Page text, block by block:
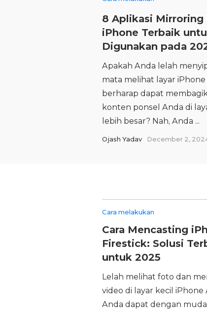
8 Aplikasi Mirroring
iPhone Terbaik
Digunakan pada
Apakah Anda lelah
mata melihat layar iPhone
berharap dapat
konten ponsel Anda di
lebih besar? Nah, Anda ...
Ojash Yadav December 2,
Cara melakukan
Cara Mencasting
Firestick: Solusi
untuk 2025
Lelah melihat foto dan
video di layar kecil iPhone
Anda dapat dengan